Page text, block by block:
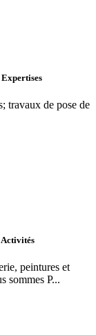
Expertises
travaux de pose de
Activités
peintures et
sommes P...